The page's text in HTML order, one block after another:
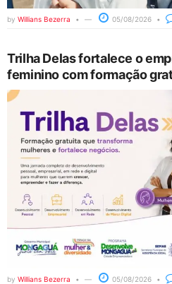
by Willians Bezerra 05/08/2026
Trilha Delas fortalece o
feminino com formação
by Willians Bezerra 05/08/2026